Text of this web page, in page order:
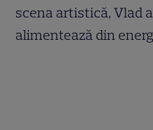
scena artistică, Vlad
alimentează din